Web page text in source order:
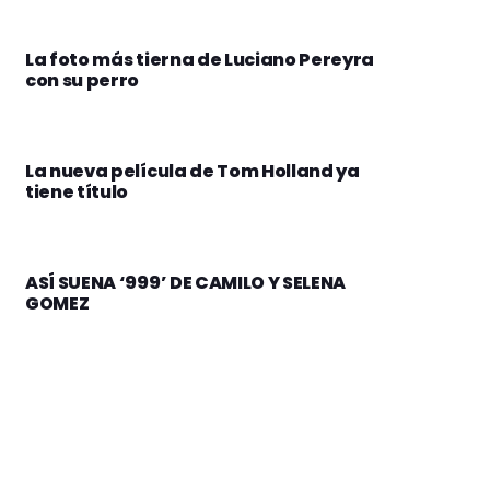
La foto más tierna de Luciano Pereyra
con su perro
La nueva película de Tom Holland ya
tiene título
ASÍ SUENA ‘999’ DE CAMILO Y SELENA
GOMEZ